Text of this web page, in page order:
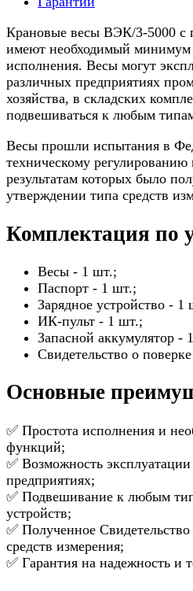
Крановые весы ВЭК/3-5000 с
имеют необходимый
исполнения. Весы могут
различных предприятиях
хозяйства, в складских
подвешиваться к любым
Весы прошли испытания в
техническому
результатам которых было
утверждении типа средств
Комплектация по
Весы - 1 шт.;
Паспорт - 1 шт.;
Зарядное устройство - 1
ИК-пульт - 1 шт.;
Запасной аккумулятор -
Свидетельство о
Основные
✅ Простота исполнения и
функций;
✅ Возможность
предприятиях;
✅ Подвешивание к любым
устройств;
✅ Полученное
средств измерения;
✅ Гарантия на надежность и